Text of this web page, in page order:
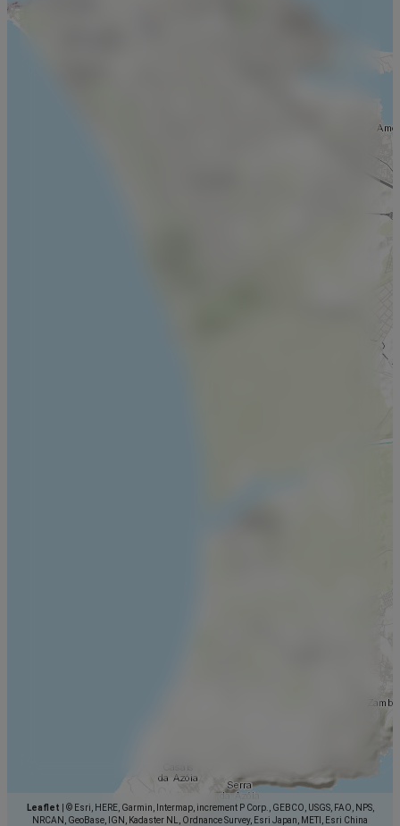
Leaflet
© Esri, HERE, Garmin, Intermap, increment P Corp., GEBCO, USGS, FAO, NPS,
NRCAN, GeoBase, IGN, Kadaster NL, Ordnance Survey, Esri Japan, METI, Esri China